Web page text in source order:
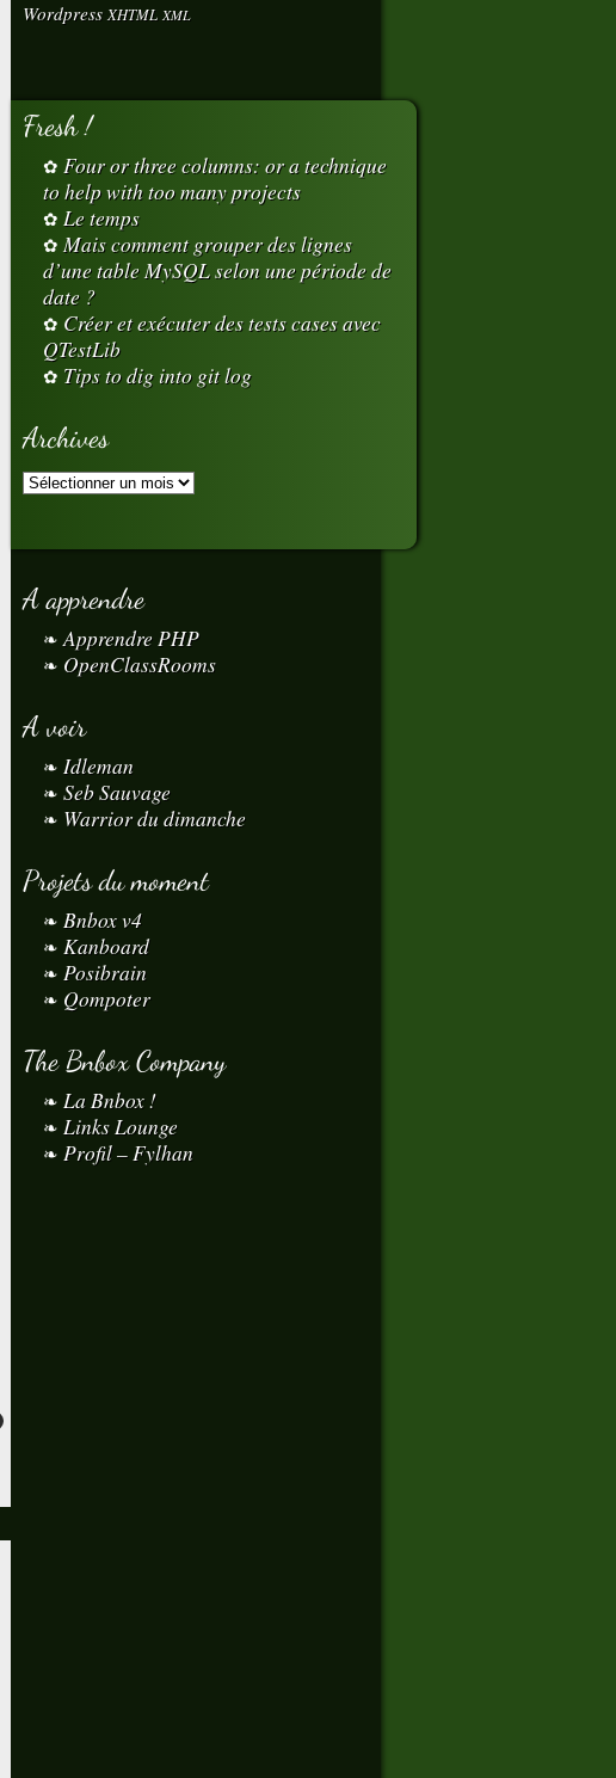
Wordpress XHTML XML
Fresh !
Four or three columns: or a technique
to help with too many projects
Le temps
Mais comment grouper des lignes
d’une table MySQL selon une période de
date ?
Créer et exécuter des tests cases avec
QTestLib
Tips to dig into git log
Archives
A apprendre
Apprendre PHP
OpenClassRooms
A voir
Idleman
Seb Sauvage
Warrior du dimanche
Projets du moment
Bnbox v4
Kanboard
Posibrain
Qompoter
The Bnbox Company
La Bnbox !
Links Lounge
Profil – Fylhan